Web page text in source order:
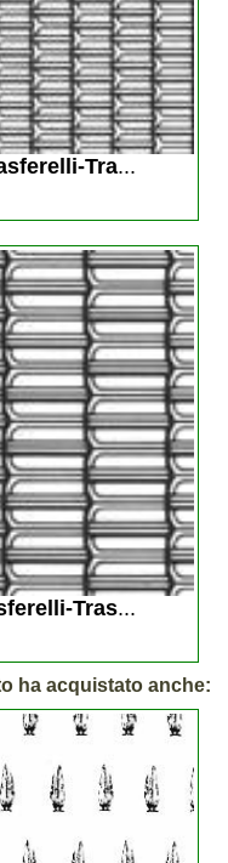
Tra...
Tras...
ha acquistato anche: